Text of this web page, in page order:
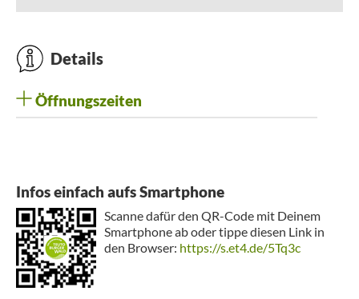
Details
Öffnungszeiten
Infos einfach aufs Smartphone
Scanne dafür den QR-Code mit Deinem
Smartphone ab oder tippe diesen Link in
den Browser: https://s.et4.de/5Tq3c